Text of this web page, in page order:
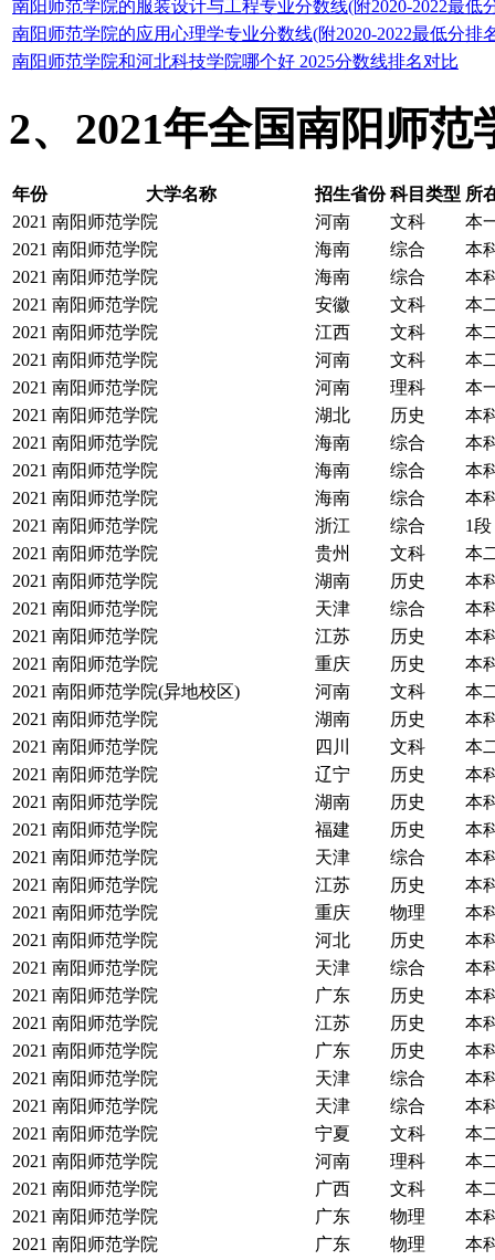
南阳师范学院的服装设计与工程专业分数线(附2020-2022最低
南阳师范学院的应用心理学专业分数线(附2020-2022最低分排
南阳师范学院和河北科技学院哪个好 2025分数线排名对比
2、2021年全国南阳师范
年份 大学名称 招生省份 科目类型 所
2021 南阳师范学院 河南 文科
本
2021 南阳师范学院 海南 综合
本
2021 南阳师范学院 海南 综合
本
2021 南阳师范学院 安徽 文科
本
2021 南阳师范学院 江西 文科
本
2021 南阳师范学院 河南 文科
本
2021 南阳师范学院 河南 理科
本
2021 南阳师范学院 湖北 历史
本
2021 南阳师范学院 海南 综合
本
2021 南阳师范学院 海南 综合
本
2021 南阳师范学院 海南 综合
本
2021 南阳师范学院 浙江 综合
1段
2021 南阳师范学院 贵州 文科
本
2021 南阳师范学院 湖南 历史
本
2021 南阳师范学院 天津 综合
本
2021 南阳师范学院 江苏 历史
本
2021 南阳师范学院 重庆 历史
本
2021 南阳师范学院(异地校区) 河南 文科
本
2021 南阳师范学院 湖南 历史
本
2021 南阳师范学院 四川 文科
本
2021 南阳师范学院 辽宁 历史
本
2021 南阳师范学院 湖南 历史
本
2021 南阳师范学院 福建 历史
本
2021 南阳师范学院 天津 综合
本
2021 南阳师范学院 江苏 历史
本
2021 南阳师范学院 重庆 物理
本
2021 南阳师范学院 河北 历史
本
2021 南阳师范学院 天津 综合
本
2021 南阳师范学院 广东 历史
本
2021 南阳师范学院 江苏 历史
本
2021 南阳师范学院 广东 历史
本
2021 南阳师范学院 天津 综合
本
2021 南阳师范学院 天津 综合
本
2021 南阳师范学院 宁夏 文科
本
2021 南阳师范学院 河南 理科
本
2021 南阳师范学院 广西 文科
本
2021 南阳师范学院 广东 物理
本
2021 南阳师范学院 广东 物理
本